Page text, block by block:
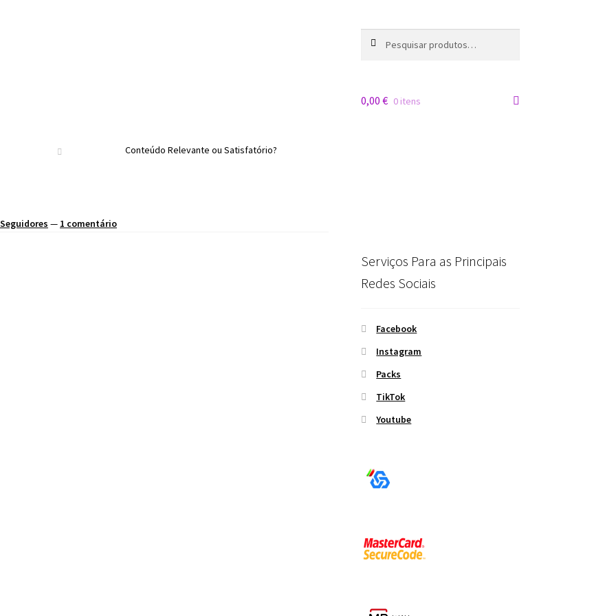
0,00 € 0 itens
Conteúdo Relevante ou Satisfatório?
— 1 comentário
Serviços Para as Principais
Redes Sociais
Facebook
Instagram
Packs
TikTok
Youtube